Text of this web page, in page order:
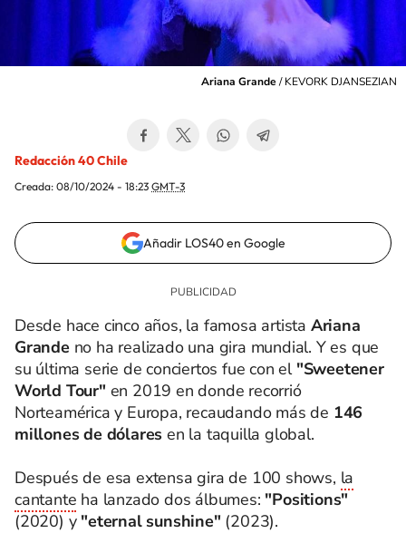
Ariana Grande /KEVORK DJANSEZIAN
Redacción 40 Chile
Creada: 08/10/2024 - 18:23 GMT-3
Añadir LOS40 en Google
Desde hace cinco años, la famosa artista Ariana
Grandeno ha realizado una gira mundial. Y es que
su última serie de conciertos fue con el "Sweetener
World Tour" en 2019 en donde recorrió
Norteamérica y Europa, recaudando más de 146
millones de dólares en la taquilla global.
Después de esa extensa gira de 100 shows, la
cantante ha lanzado dos álbumes: "Positions"
(2020) y "eternal sunshine" (2023).